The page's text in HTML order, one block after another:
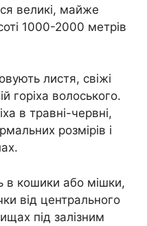
великі, майже
1000-2000 метрів
листя, свіжі
горіха волоського.
в травні-червні,
розмірів і
в кошики або мішки,
від центрального
під залізним